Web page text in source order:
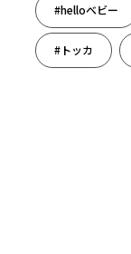
#helloベビー
#トッカ